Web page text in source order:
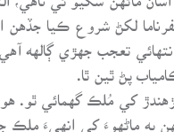
لکڻ شروع ڪيا
پڻ ٿين ٿا.
کي مُلڪ گهمائي ٿو. هو
به ماڻهوءَ کي انهيءَ